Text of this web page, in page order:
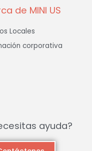
de MINI US
Locales
corporativa
ayuda?